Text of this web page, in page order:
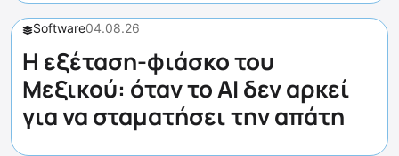
Software04.08.26
Η εξέταση-φιάσκο του
Μεξικού: όταν το AI δεν αρκεί
για να σταματήσει την απάτη